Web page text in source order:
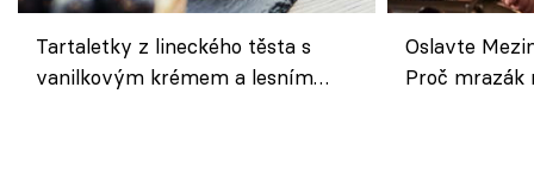
Tartaletky z lineckého těsta s
vanilkovým krémem a lesním
Oslavte
Proč